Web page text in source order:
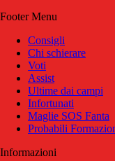
Footer Menu
Consigli
Chi schierare
Voti
Assist
Ultime dai campi
Infortunati
Maglie SOS Fanta
Probabili
Informazioni